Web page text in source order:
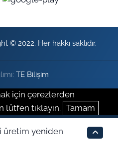
© 2022. Her hakkı saklıdır.
TE Bilişim
için çerezlerden
lütfen tıklayın. Tamam
üretim yeniden